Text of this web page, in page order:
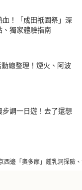
西邊「奧多摩」鍾乳洞探險
血！「成田祇園祭」深
、獨家體驗指南
總整理！煙火、阿波
步調一日遊！去了還想